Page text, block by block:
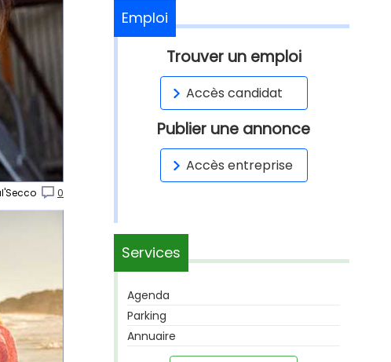
0
Emploi
Trouver un emploi
Accès candidat
Publier une annonce
Accès entreprise
Services
Agenda
Parking
Annuaire